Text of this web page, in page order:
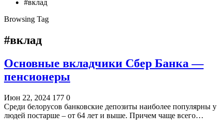
#вклад
Browsing Tag
#вклад
Основные вкладчики Сбер Банка —
пенсионеры
Июн 22, 2024 177 0
Среди белорусов банковские депозиты наиболее популярны у
людей постарше – от 64 лет и выше. Причем чаще всего…